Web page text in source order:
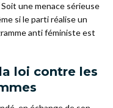
Soit une menace sérieuse
si le parti réalise un
anti féministe est
loi contre les